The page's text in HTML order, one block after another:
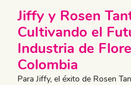
Jiffy y Rosen
Cultivando el
Industria de
Colombia
Para Jiffy, el éxito de Rosen